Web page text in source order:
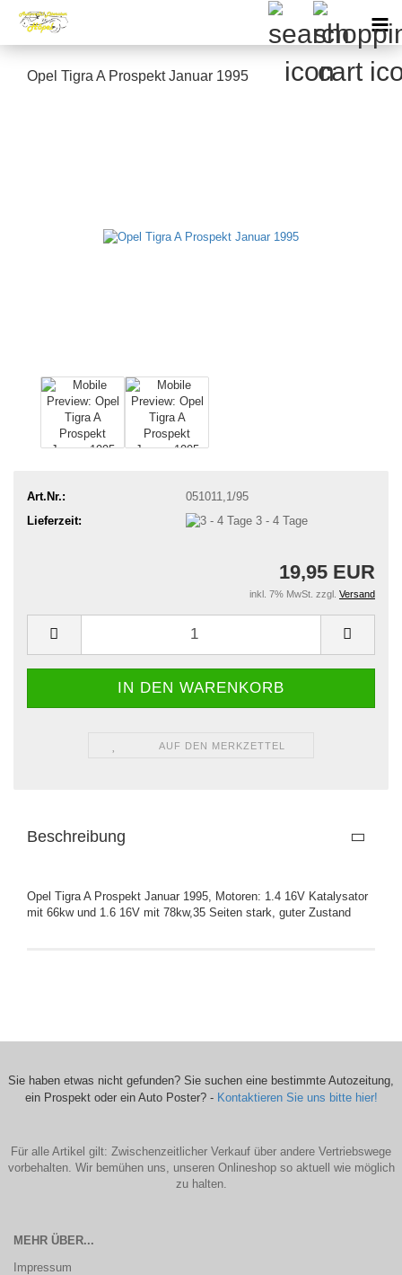
Opel Tigra A Prospekt Januar 1995
Art.Nr.:
051011,1/95
Lieferzeit:
3 - 4 Tage
19,95 EUR
inkl. 7% MwSt. zzgl. Versand
AUF DEN MERKZETTEL
Beschreibung
Opel Tigra A Prospekt Januar 1995, Motoren: 1.4 16V Katalysator
mit 66kw und 1.6 16V mit 78kw,35 Seiten stark, guter Zustand
Sie haben etwas nicht gefunden? Sie suchen eine bestimmte Autozeitung,
ein Prospekt oder ein Auto Poster? - Kontaktieren Sie uns bitte hier!
Für alle Artikel gilt: Zwischenzeitlicher Verkauf über andere Vertriebswege
vorbehalten. Wir bemühen uns, unseren Onlineshop so aktuell wie möglich
zu halten.
MEHR ÜBER...
Impressum